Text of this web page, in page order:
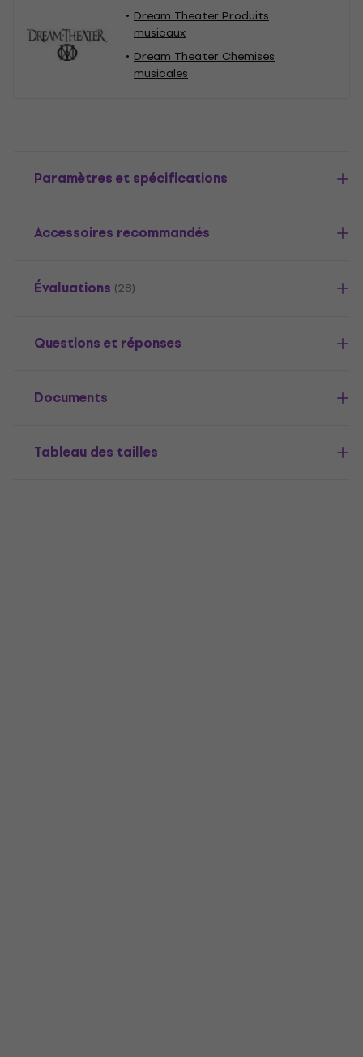
Dream Theater Produits
musicaux
Dream Theater Chemises
musicales
Paramètres et spécifications
Accessoires recommandés
Évaluations (28)
Questions et réponses
Documents
Tableau des tailles